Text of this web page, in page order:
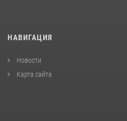
НАВИГАЦИЯ
Новости
Карта сайта